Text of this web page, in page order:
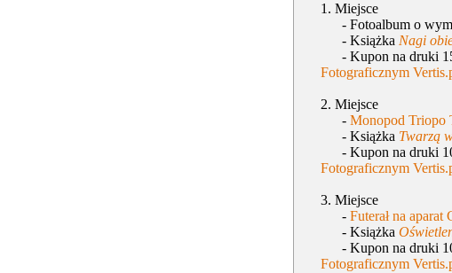
1. Miejsce
- Fotoalbum o
- Książka Nagi
- Kupon na druki 15
Fotograficznym
2. Miejsce
- Monopod Triopo
- Książka Twarzą
- Kupon na druki 10
Fotograficznym
3. Miejsce
- Futerał na aparat
- Książka
- Kupon na druki 10
Fotograficznym